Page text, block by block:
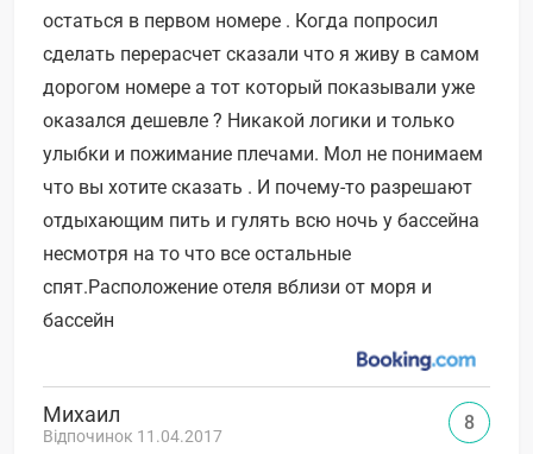
остаться в первом номере . Когда попросил
сделать перерасчет сказали что я живу в самом
дорогом номере а тот который показывали уже
оказался дешевле ? Никакой логики и только
улыбки и пожимание плечами. Мол не понимаем
что вы хотите сказать . И почему-то разрешают
отдыхающим пить и гулять всю ночь у бассейна
несмотря на то что все остальные
спят.Расположение отеля вблизи от моря и
бассейн
Михаил
Відпочинок 11.04.2017
8